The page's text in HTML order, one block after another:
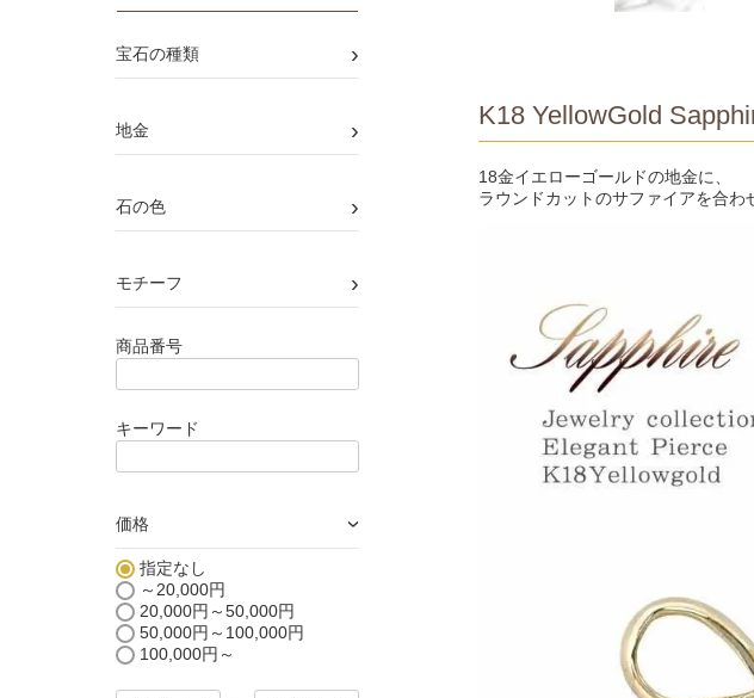
宝石の種類 ›
地金 ›
石の色 ›
モチーフ ›
商品番号
キーワード
価格 ›
指定なし
～20,000円
20,000円～50,000円
50,000円～100,000円
100,000円～
K18 YellowGold
18金イエローゴールドの地金に、
ラウンドカットのサファイアを合わ